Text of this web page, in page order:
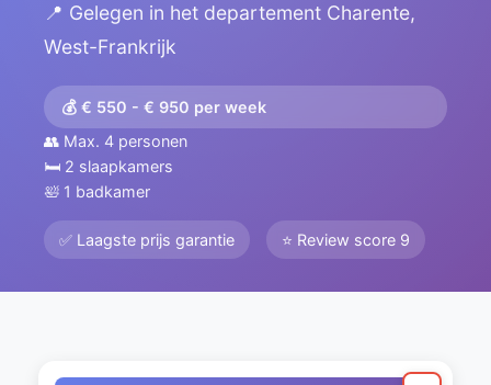
📍 Gelegen in het departement Charente,
West-Frankrijk
💰 € 550 - € 950 per week
👥 Max. 4 personen
🛏️ 2 slaapkamers
🛀 1 badkamer
✅ Laagste prijs garantie ⭐ Review score 9